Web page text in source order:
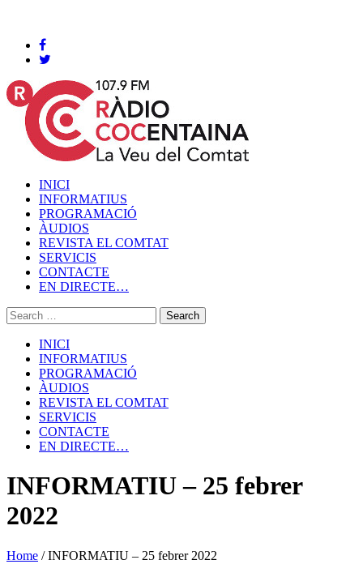
INICI
INFORMATIUS
PROGRAMACIÓ
ÀUDIOS
REVISTA EL COMTAT
SERVICIS
CONTACTE
EN DIRECTE…
INICI
INFORMATIUS
PROGRAMACIÓ
ÀUDIOS
REVISTA EL COMTAT
SERVICIS
CONTACTE
EN DIRECTE…
INFORMATIU – 25 febrer
2022
Home /INFORMATIU – 25 febrer 2022